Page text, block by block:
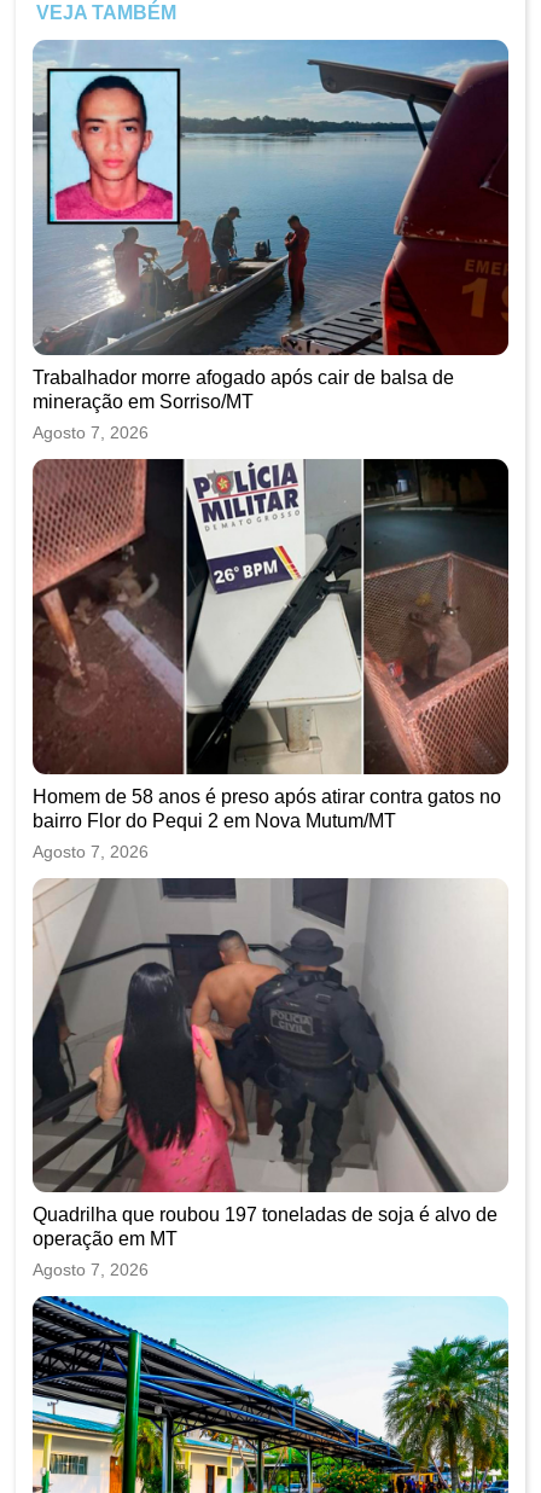
VEJA TAMBÉM
Trabalhador morre afogado após cair de balsa de
mineração em Sorriso/MT
Agosto 7, 2026
Homem de 58 anos é preso após atirar contra gatos no
bairro Flor do Pequi 2 em Nova Mutum/MT
Agosto 7, 2026
Quadrilha que roubou 197 toneladas de soja é alvo de
operação em MT
Agosto 7, 2026